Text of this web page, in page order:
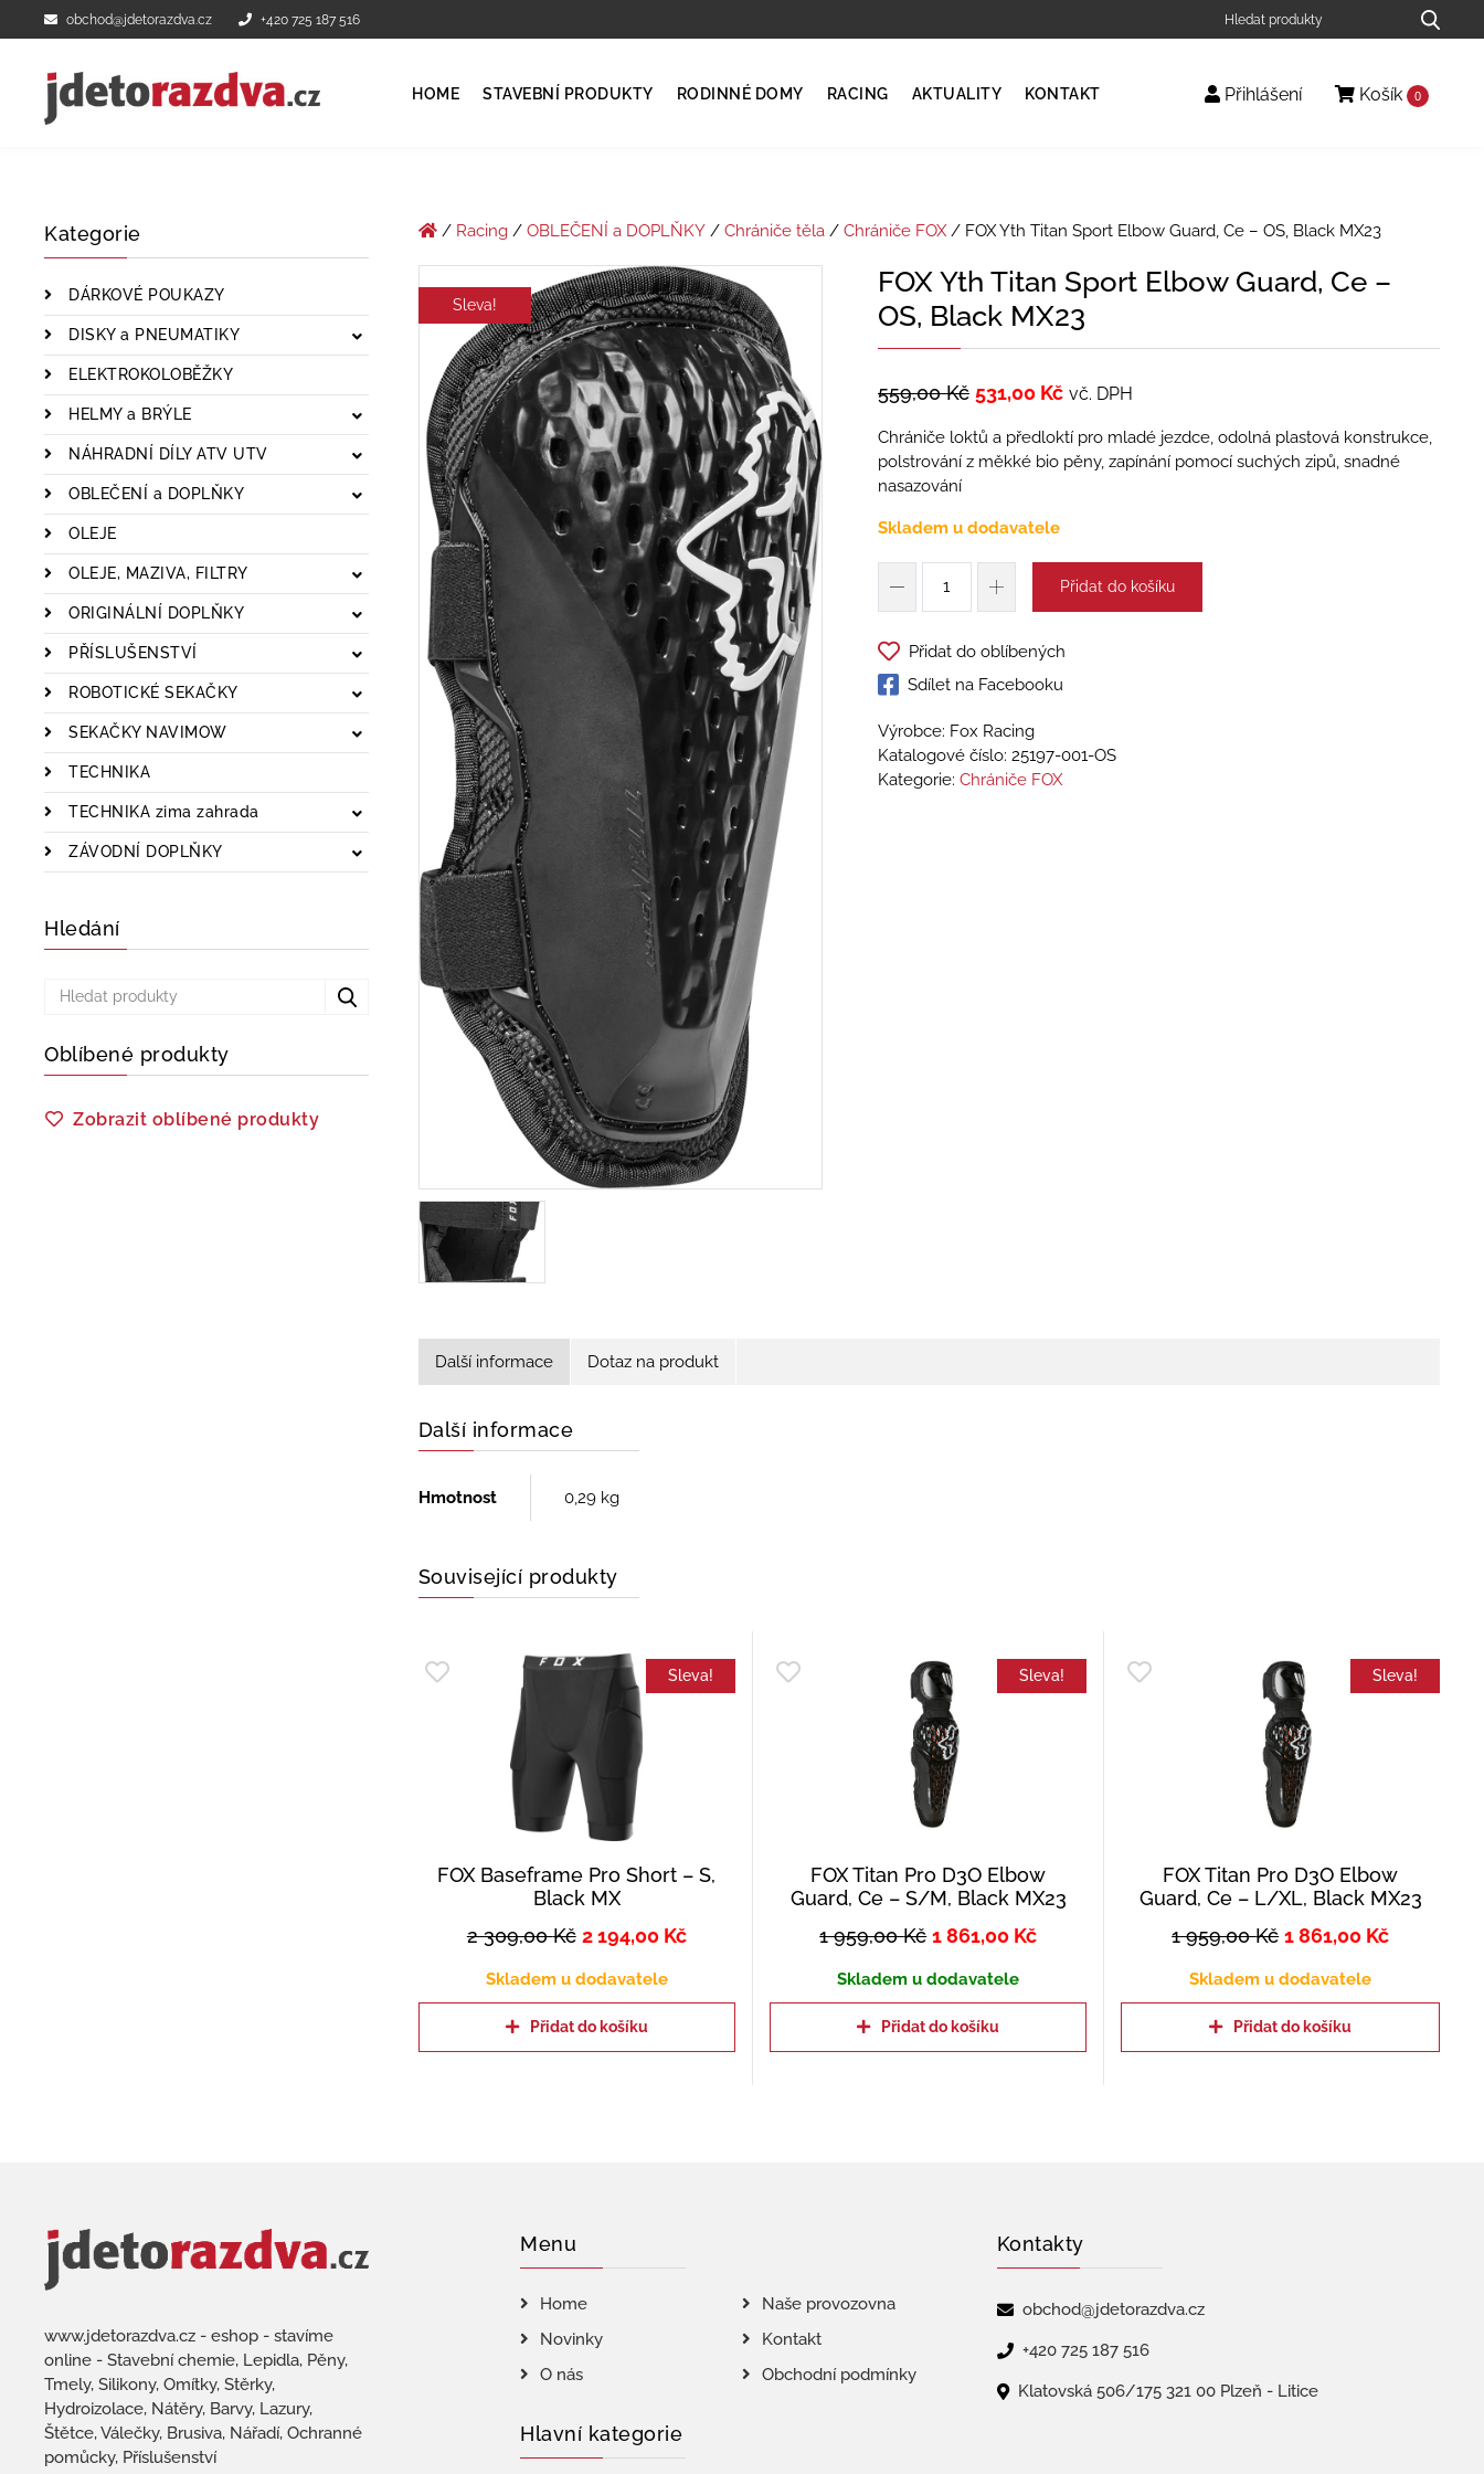
obchod@jdetorazdva.cz +420 725 187 516
HOME STAVEBNÍ PRODUKTY RODINNÉ DOMY RACING AKTUALITY KONTAKT Přihlášení Košík 0
Kategorie
DÁRKOVÉ POUKAZY
DISKY a PNEUMATIKY
ELEKTROKOLOBĚŽKY
HELMY a BRÝLE
NÁHRADNÍ DÍLY ATV UTV
OBLEČENÍ a DOPLŇKY
OLEJE
OLEJE, MAZIVA, FILTRY
ORIGINÁLNÍ DOPLŇKY
PŘÍSLUŠENSTVÍ
ROBOTICKÉ SEKAČKY
SEKAČKY NAVIMOW
TECHNIKA
TECHNIKA zima zahrada
ZÁVODNÍ DOPLŇKY
Hledání
Oblíbené produkty
Zobrazit oblíbené produkty
/ Racing/ OBLEČENÍ a DOPLŇKY/ Chrániče těla / Chrániče FOX/ FOX Yth Titan Sport Elbow Guard, Ce – OS, Black MX23
Sleva!
FOX Yth Titan Sport Elbow Guard, Ce –
OS, Black MX23
559,00Kč 531,00 Kč vč. DPH
Chrániče loktů a předloktí pro mladé jezdce, odolná plastová konstrukce,
polstrování z měkké bio pěny, zapínání pomocí suchých zipů, snadné
nasazování
Skladem u dodavatele
Přidat do košíku
Přidat do oblíbených
Sdílet na Facebooku
Výrobce: Fox Racing
Katalogové číslo: 25197-001-OS
Kategorie: Chrániče FOX
Další informace Dotaz na produkt
Další informace
Hmotnost 0,29 kg
Související produkty
Sleva!
FOX Baseframe Pro Short – S,
Black MX
2 309,00Kč 2 194,00 Kč
Skladem u dodavatele
Přidat do košíku
Sleva!
FOX Titan Pro D3O Elbow
Guard, Ce – S/M, Black MX23
1 959,00Kč 1 861,00 Kč
Skladem u dodavatele
Přidat do košíku
Sleva!
FOX Titan Pro D3O Elbow
Guard, Ce – L/XL, Black MX23
1 959,00Kč 1 861,00 Kč
Skladem u dodavatele
Přidat do košíku
www.jdetorazdva.cz - eshop - stavíme
online - Stavební chemie, Lepidla, Pěny,
Tmely, Silikony, Omítky, Stěrky,
Hydroizolace, Nátěry, Barvy, Lazury,
Štětce, Válečky, Brusiva, Nářadí, Ochranné
pomůcky, Příslušenství
Menu
Home
Naše provozovna
Novinky
Kontakt
O nás
Obchodní podmínky
Hlavní kategorie
Kontakty
obchod@jdetorazdva.cz
+420 725 187 516
Klatovská 506/175 321 00 Plzeň - Litice